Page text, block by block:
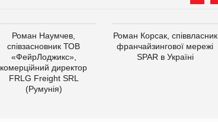
Роман Наумчев,
співзасновник ТОВ
«ФейрЛоджикс»,
комерційний директор
FRLG Freight SRL
(Румунія)
Роман Корсак, співвласник
франчайзингової мережі
SPAR в Україні